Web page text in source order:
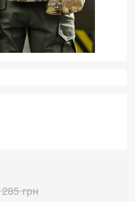
грн